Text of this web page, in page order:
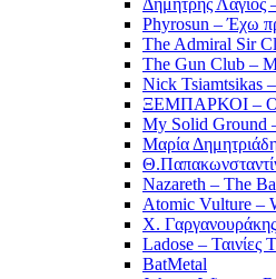
Δημήτρης Λάγιος
Phyrosun – Έχω
The Admiral Sir
The Gun Club –
Nick Tsiamtsikas
ΞΕΜΠΑΡΚΟΙ –
My Solid Ground
Μαρία
Nazareth – The
Atomic Vulture –
Χ. Γαργανουράκης
Ladose – Ταινίες
BatMetal